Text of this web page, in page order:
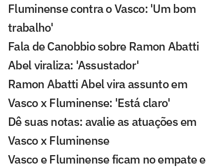
Fluminense contra o Vasco: 'Um bom
trabalho'
Fala de Canobbio sobre Ramon Abatti
Abel viraliza: 'Assustador'
Ramon Abatti Abel vira assunto em
Vasco x Fluminense: 'Está claro'
Dê suas notas: avalie as atuações em
Vasco x Fluminense
Vasco e Fluminense ficam no empate e